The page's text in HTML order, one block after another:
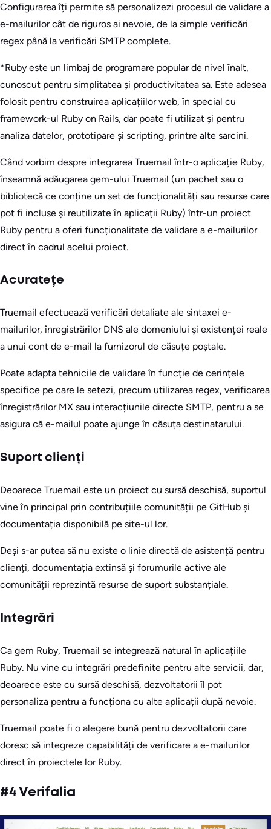
Configurarea îți permite să personalizezi procesul de validare a
e-mailurilor cât de riguros ai nevoie, de la simple verificări
regex până la verificări SMTP complete.
*Ruby este un limbaj de programare popular de nivel înalt,
cunoscut pentru simplitatea și productivitatea sa. Este adesea
folosit pentru construirea aplicațiilor web, în special cu
framework-ul Ruby on Rails, dar poate fi utilizat și pentru
analiza datelor, prototipare și scripting, printre alte sarcini.
Când vorbim despre integrarea Truemail într-o aplicație Ruby,
înseamnă adăugarea gem-ului Truemail (un pachet sau o
bibliotecă ce conține un set de funcționalități sau resurse care
pot fi incluse și reutilizate în aplicații Ruby) într-un proiect
Ruby pentru a oferi funcționalitate de validare a e-mailurilor
direct în cadrul acelui proiect.
Acuratețe
Truemail efectuează verificări detaliate ale sintaxei e-
mailurilor, înregistrărilor DNS ale domeniului și existenței reale
a unui cont de e-mail la furnizorul de căsuțe poștale.
Poate adapta tehnicile de validare în funcție de cerințele
specifice pe care le setezi, precum utilizarea regex, verificarea
înregistrărilor MX sau interacțiunile directe SMTP, pentru a se
asigura că e-mailul poate ajunge în căsuța destinatarului.
Suport clienți
Deoarece Truemail este un proiect cu sursă deschisă, suportul
vine în principal prin contribuțiile comunității pe GitHub și
documentația disponibilă pe site-ul lor.
Deși s-ar putea să nu existe o linie directă de asistență pentru
clienți, documentația extinsă și forumurile active ale
comunității reprezintă resurse de suport substanțiale.
Integrări
Ca gem Ruby, Truemail se integrează natural în aplicațiile
Ruby. Nu vine cu integrări predefinite pentru alte servicii, dar,
deoarece este cu sursă deschisă, dezvoltatorii îl pot
personaliza pentru a funcționa cu alte aplicații după nevoie.
Truemail poate fi o alegere bună pentru dezvoltatorii care
doresc să integreze capabilități de verificare a e-mailurilor
direct în proiectele lor Ruby.
#4 Verifalia